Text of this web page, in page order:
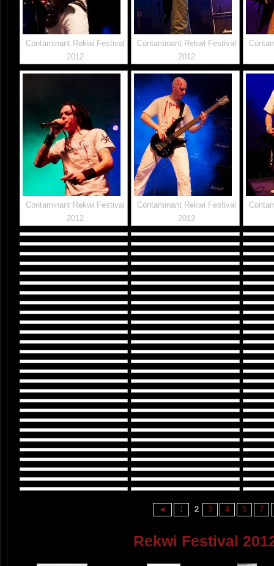
Contaminant Rekwi Festival
2012
Contaminant Rekwi Festival
2012
Contaminant Rekwi Festival
2012
Contaminant Rekwi Festival
2012
◄ 1 2 3 4 5 7
Rekwi Festival